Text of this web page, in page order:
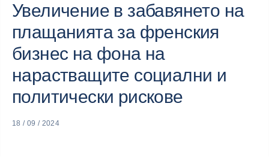
Увеличение в забавянето на
плащанията за френския
бизнес на фона на
нарастващите социални и
политически рискове
18 / 09 / 2024